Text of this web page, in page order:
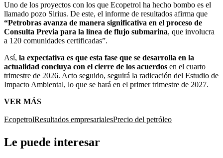
Uno de los proyectos con los que Ecopetrol ha hecho bombo es el
llamado pozo Sirius. De este, el informe de resultados afirma que
“Petrobras avanza de manera significativa en el proceso de
Consulta Previa para la línea de flujo submarina, que involucra
a 120 comunidades certificadas”.
Así, la expectativa es que esta fase que se desarrolla en la
actualidad concluya con el cierre de los acuerdos en el cuarto
trimestre de 2026. Acto seguido, seguirá la radicación del Estudio de
Impacto Ambiental, lo que se hará en el primer trimestre de 2027.
VER MÁS
EcopetrolResultados empresarialesPrecio del petróleo
Le puede interesar